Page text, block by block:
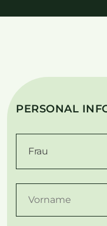
PERSONAL
Frau